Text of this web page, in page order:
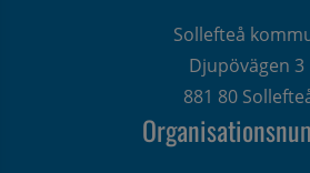
Sollefteå
Djupövägen 3
881 80